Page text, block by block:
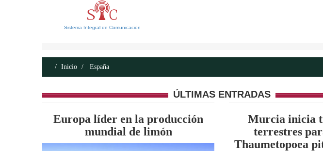
Sistema Integral de Comunicacion
Inicio España
ÚLTIMAS ENTRADAS
Europa líder en la producción
mundial de limón
Murcia inicia
terrestres
Thaumetopoea